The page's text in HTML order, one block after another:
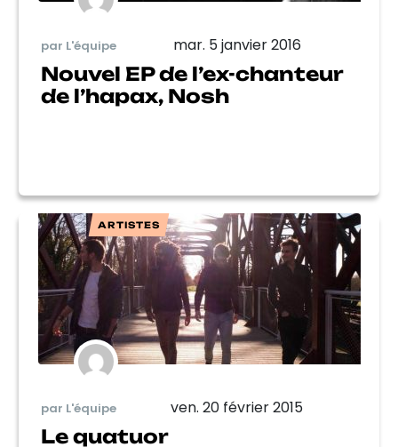
par L'équipe mar. 5 janvier 2016
Nouvel EP de l’ex-chanteur
de l’hapax, Nosh
ARTISTES
par L'équipe ven. 20 février 2015
Le quatuor